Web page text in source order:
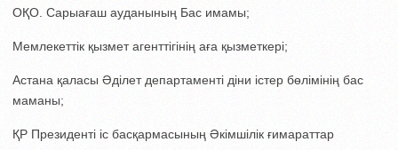
ОҚО. Сарыағаш ауданының Бас имамы;
Мемлекеттік қызмет агенттігінің аға қызметкері;
Астана қаласы Әділет департаменті діни істер бөлімінің бас
маманы;
ҚР Президенті іс басқармасының Әкімшілік ғимараттар